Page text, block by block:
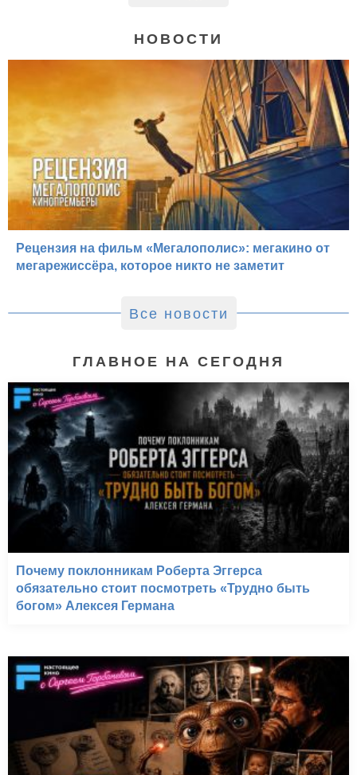
НОВОСТИ
Рецензия на фильм «Мегалополис»: мегакино от
мегарежиссёра, которое никто не заметит
Все новости
ГЛАВНОЕ НА СЕГОДНЯ
Почему поклонникам Роберта Эггерса
обязательно стоит посмотреть «Трудно быть
богом» Алексея Германа